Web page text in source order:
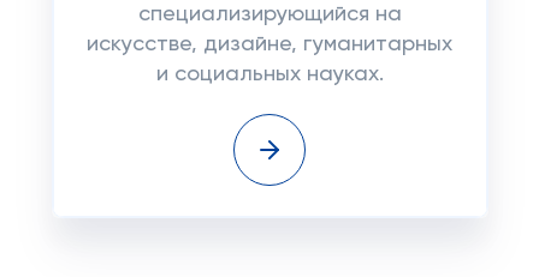
специализирующийся на
искусстве, дизайне, гуманитарных
и социальных науках.